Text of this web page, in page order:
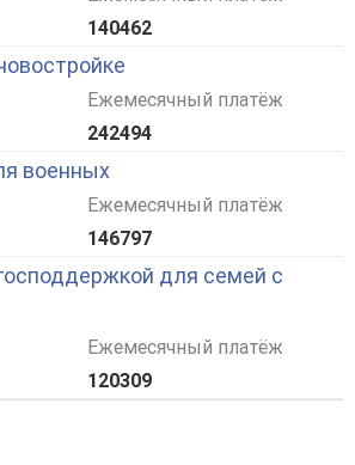
140462
Ежемесячный платёж
242494
военных
Ежемесячный платёж
146797
для семей с
Ежемесячный платёж
120309